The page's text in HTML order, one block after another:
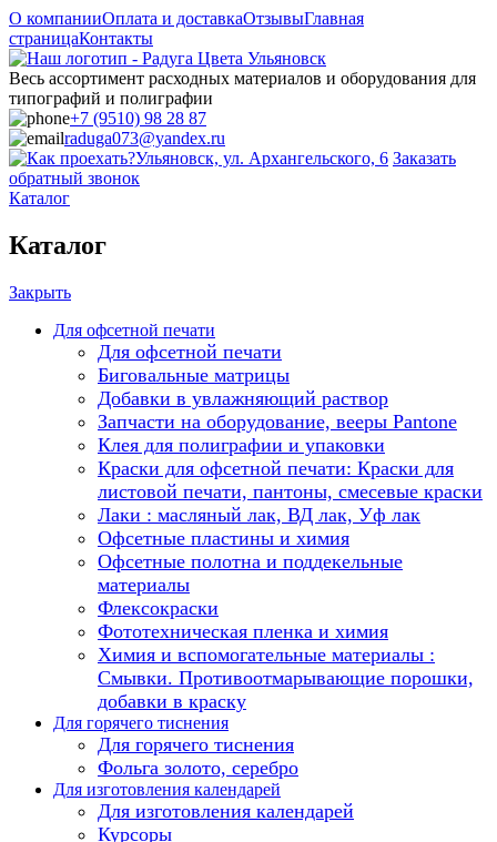
О компанииОплата и доставкаОтзывыГлавная
страницаКонтакты
Весь ассортимент расходных материалов и оборудования для
типографий и полиграфии
+7 (9510) 98 28 87
raduga073@yandex.ru
Ульяновск, ул. Архангельского, 6 Заказать
обратный звонок
Каталог
Каталог
Закрыть
Для офсетной печати
Для офсетной печати
Биговальные матрицы
Добавки в увлажняющий раствор
Запчасти на оборудование, вееры Pantone
Клея для полиграфии и упаковки
Краски для офсетной печати: Краски для
листовой печати, пантоны, смесевые краски
Лаки : масляный лак, ВД лак, Уф лак
Офсетные пластины и химия
Офсетные полотна и поддекельные
материалы
Флексокраски
Фототехническая пленка и химия
Химия и вспомогательные материалы :
Смывки. Противоотмарывающие порошки,
добавки в краску
Для горячего тиснения
Для горячего тиснения
Фольга золото, серебро
Для изготовления календарей
Для изготовления календарей
Курсоры